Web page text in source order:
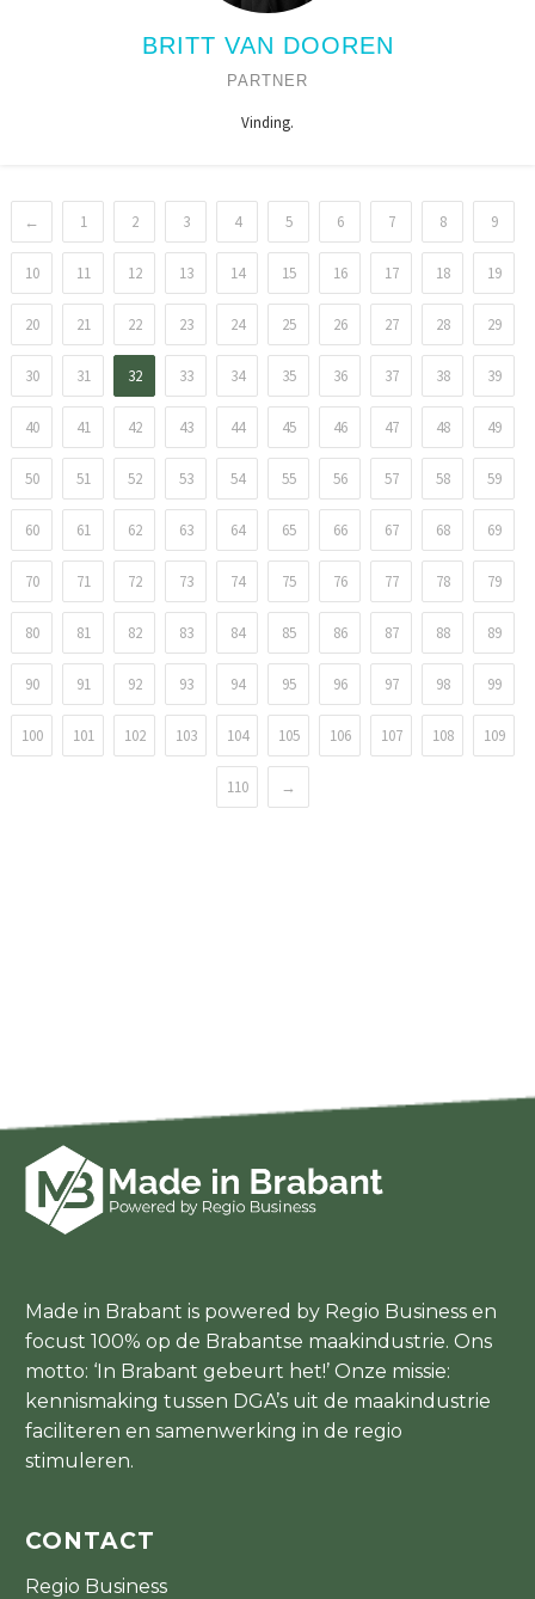
BRITT VAN DOOREN
PARTNER
Vinding.
← 1 2 3 4 5 6 7 8 9
10 11 12 13 14 15 16 17 18 19
20 21 22 23 24 25 26 27 28 29
30 31 32 33 34 35 36 37 38 39
40 41 42 43 44 45 46 47 48 49
50 51 52 53 54 55 56 57 58 59
60 61 62 63 64 65 66 67 68 69
70 71 72 73 74 75 76 77 78 79
80 81 82 83 84 85 86 87 88 89
90 91 92 93 94 95 96 97 98 99
100 101 102 103 104 105 106 107 108 109
110 →
Made in Brabant is powered by Regio Business en
focust 100% op de Brabantse maakindustrie. Ons
motto: ‘In Brabant gebeurt het!’ Onze missie:
kennismaking tussen DGA’s uit de maakindustrie
faciliteren en samenwerking in de regio
stimuleren.
CONTACT
Regio Business